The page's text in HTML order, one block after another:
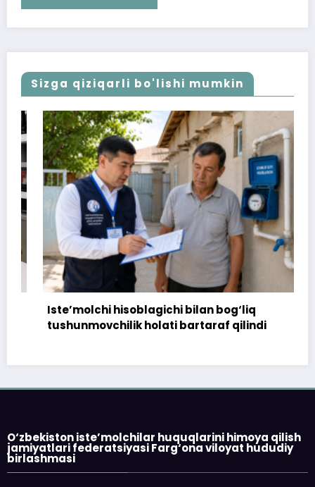
Sizga qiziqarli bo'lishi mumkin
Iste’molchi hisoblagichi bilan bog‘liq
tushunmovchilik holati bartaraf qilindi
O‘zbekiston iste’molchilar huquqlarini himoya qilish
jamiyatlari federatsiyasi Farg‘ona viloyat hududiy
birlashmasi